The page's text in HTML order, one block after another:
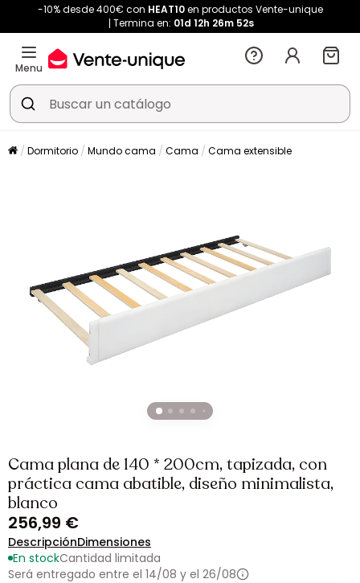
-10% desde 400€ con HEAT10en productos Vente-unique
Termina en: 01d 12h 26m 51s
Menu
Dormitorio Mundo cama Cama Cama extensible
Cama plana de 140 * 200cm, tapizada, con
práctica cama abatible, diseño minimalista,
blanco
256,99 €
DescripciónDimensiones
En stockCantidad limitada
Será entregado entre el 14/08 y el 26/08